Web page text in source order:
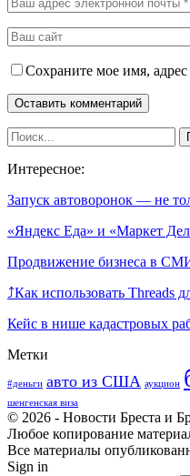
Сохраните мое имя,
Интересное:
Запуск автоворонок — не
«Яндекс Еда» и «Маркет
Продвижение бизнеса в
⤴️Как использовать Threads
Кейс в нише кадастровых
Метки
#деньги авто из США аукцион
шенгенская виза
© 2026 - Новости Бреста и
Любое копирование
Все материалы
Sign in